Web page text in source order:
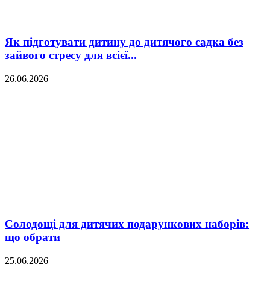
Як підготувати дитину до дитячого садка без
зайвого стресу для всієї...
26.06.2026
Солодощі для дитячих подарункових наборів:
що обрати
25.06.2026